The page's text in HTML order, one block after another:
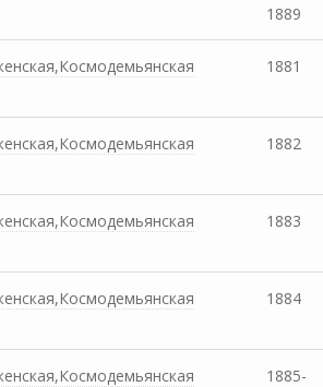
1889
1881
1882
1883
1884
1885-